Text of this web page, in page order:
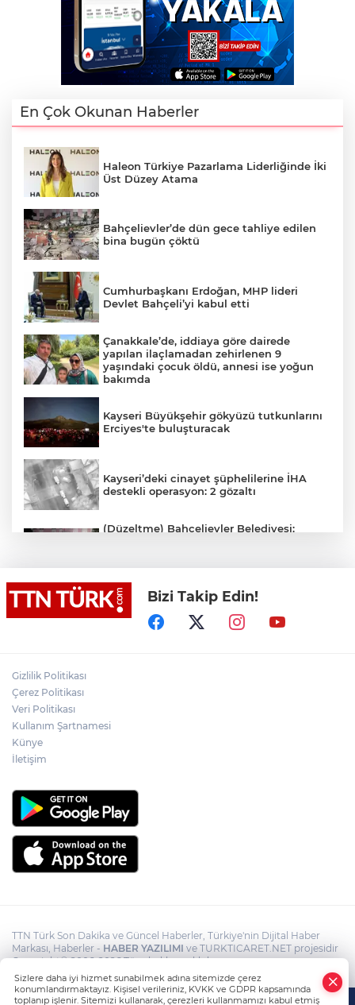
En Çok Okunan Haberler
Haleon Türkiye Pazarlama Liderliğinde İki
Üst Düzey Atama
Bahçelievler’de dün gece tahliye edilen
bina bugün çöktü
Cumhurbaşkanı Erdoğan, MHP lideri
Devlet Bahçeli’yi kabul etti
Çanakkale’de, iddiaya göre dairede
yapılan ilaçlamadan zehirlenen 9
yaşındaki çocuk öldü, annesi ise yoğun
bakımda
Kayseri Büyükşehir gökyüzü tutkunlarını
Erciyes'te buluşturacak
Kayseri’deki cinayet şüphelilerine İHA
destekli operasyon: 2 gözaltı
(Düzeltme) Bahçelievler Belediyesi:
bir can kaybı veya yaralanma
Adalet Bakanı Gürlek eski Özel Harekat
Başkanı Behçet Oktay’ın yakınlarını
Bakan Yumaklı: "İspanya’da
Bizi Takip Edin!
Gizlilik Politikası
Çerez Politikası
Veri Politikası
Kullanım Şartnamesi
Künye
İletişim
TTN Türk Son Dakika ve Güncel Haberler, Türkiye'nin Dijital Haber
Markası, Haberler - HABER YAZILIMI ve TURKTICARET.NET projesidir
Copyright© 2006-2026 Tüm hakları saklıdır.
Sizlere daha iyi hizmet sunabilmek adına sitemizde çerez
konumlandırmaktayız. Kişisel verileriniz, KVKK ve GDPR kapsamında
toplanıp işlenir. Sitemizi kullanarak, çerezleri kullanmamızı kabul etmiş